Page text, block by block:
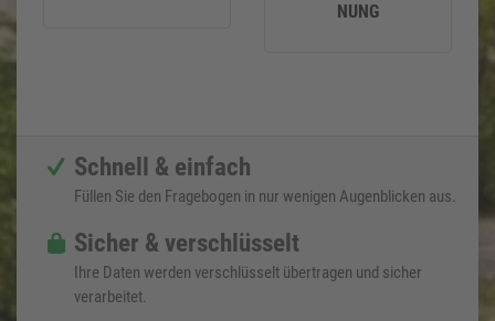
NUNG
Schnell & einfach
Füllen Sie den Fragebogen in nur wenigen Augenblicken aus.
Sicher & verschlüsselt
Ihre Daten werden verschlüsselt übertragen und sicher
verarbeitet.